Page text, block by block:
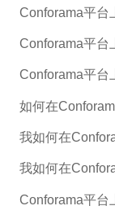
Conforama平台
Conforama平台